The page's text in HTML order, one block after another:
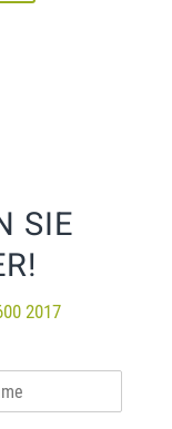
SIE
2017